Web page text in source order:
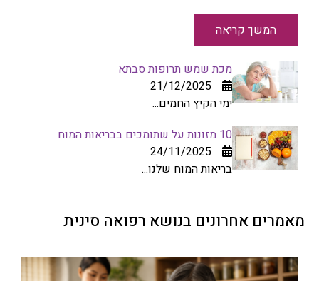
המשך קריאה
מכת שמש תרופות סבתא
21/12/2025
ימי הקיץ החמים...
10 מזונות על שתומכים בבריאות המוח
24/11/2025
בריאות המוח שלנו...
מאמרים אחרונים בנושא רפואה סינית